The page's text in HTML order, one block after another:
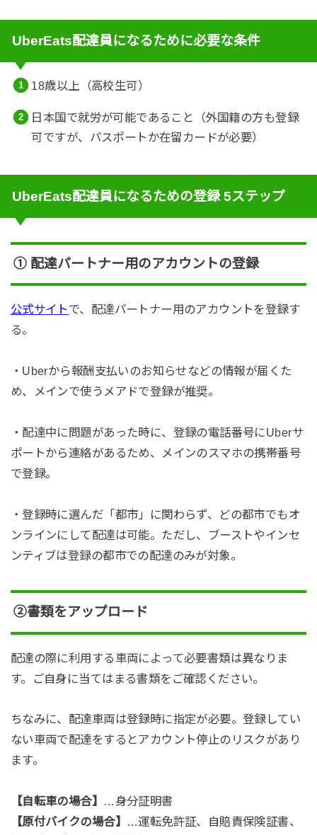
UberEats配達員になるために必要な条件
18歳以上（高校生可）
日本国で就労が可能であること（外国籍の方も登録
可ですが、パスポートか在留カードが必要）
UberEats配達員になるための登録 5ステップ
① 配達パートナー用のアカウントの登録
公式サイト で、配達パートナー用のアカウントを登録す
る。
・Uberから報酬支払いのお知らせなどの情報が届くた
め、メインで使うメアドで登録が推奨。
・配達中に問題があった時に、登録の電話番号にUberサ
ポートから連絡があるため、メインのスマホの携帯番号
で登録。
・登録時に選んだ「都市」に関わらず、どの都市でもオ
ンラインにして配達は可能。ただし、ブーストやインセ
ンティブは登録の都市での配達のみが対象。
②書類をアップロード
配達の際に利用する車両によって必要書類は異なりま
す。ご自身に当てはまる書類をご確認ください。
ちなみに、配達車両は登録時に指定が必要。登録してい
ない車両で配達をするとアカウント停止のリスクがあり
ます。
【自転車の場合】
…身分証明書
【原付バイクの場合】
…運転免許証、自賠責保険証書、